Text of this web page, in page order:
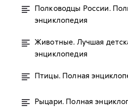
Полководцы России.
энциклопедия
Животные. Лучшая
энциклопедия
Птицы. Полная
Рыцари. Полная